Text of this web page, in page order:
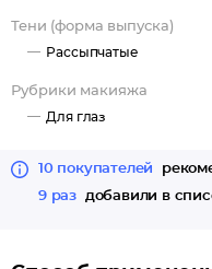
Тени (форма выпуска)
Рассыпчатые
Рубрики макияжа
Для глаз
10 покупателей
9 раз
добавили в